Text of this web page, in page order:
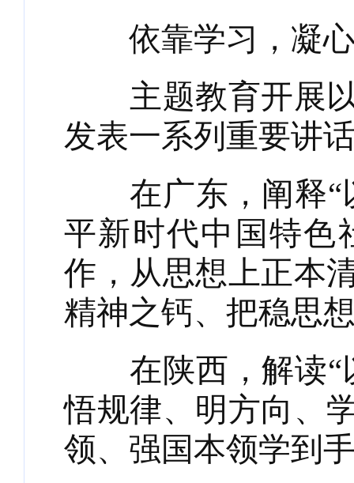
依靠学习，凝心
主题教育开展以
发表一系列重要讲
在广东，阐释“
平新时代中国特色
作，从思想上正本
精神之钙、把稳思
在陕西，解读“
悟规律、明方向、
领、强国本领学到